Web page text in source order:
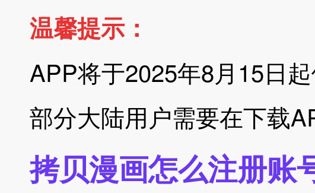
温馨提示：
APP将于2025年8月15日
部分大陆用户需要在下载
拷贝漫画怎么注册账